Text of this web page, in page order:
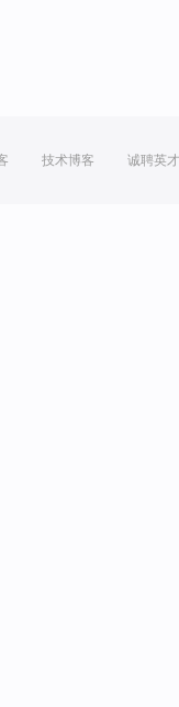
技术博客 诚聘英才